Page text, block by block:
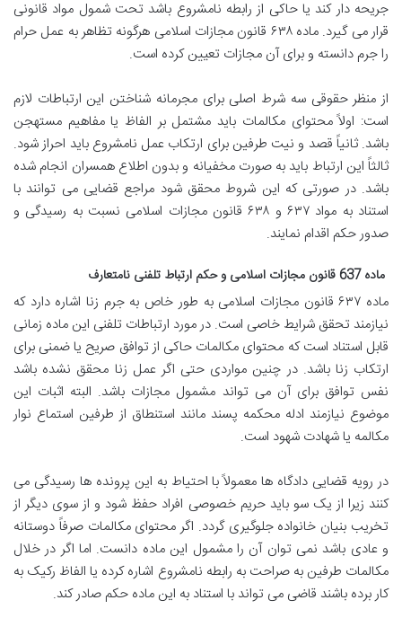
جریحه دار کند یا حاکی از رابطه نامشروع باشد تحت شمول مواد قانونی
قرار می گیرد. ماده ۶۳۸ قانون مجازات اسلامی هرگونه تظاهر به عمل حرام
را جرم دانسته و برای آن مجازات تعیین کرده است.
از منظر حقوقی سه شرط اصلی برای مجرمانه شناختن این ارتباطات لازم
است: اولاً محتوای مکالمات باید مشتمل بر الفاظ یا مفاهیم مستهجن
باشد. ثانیاً قصد و نیت طرفین برای ارتکاب عمل نامشروع باید احراز شود.
ثالثاً این ارتباط باید به صورت مخفیانه و بدون اطلاع همسران انجام شده
باشد. در صورتی که این شروط محقق شود مراجع قضایی می توانند با
استناد به مواد ۶۳۷ و ۶۳۸ قانون مجازات اسلامی نسبت به رسیدگی و
صدور حکم اقدام نمایند.
ماده 637 قانون مجازات اسلامی و حکم ارتباط تلفنی نامتعارف
ماده ۶۳۷ قانون مجازات اسلامی به طور خاص به جرم زنا اشاره دارد که
نیازمند تحقق شرایط خاصی است. در مورد ارتباطات تلفنی این ماده زمانی
قابل استناد است که محتوای مکالمات حاکی از توافق صریح یا ضمنی برای
ارتکاب زنا باشد. در چنین مواردی حتی اگر عمل زنا محقق نشده باشد
نفس توافق برای آن می تواند مشمول مجازات باشد. البته اثبات این
موضوع نیازمند ادله محکمه پسند مانند استنطاق از طرفین استماع نوار
مکالمه یا شهادت شهود است.
در رویه قضایی دادگاه ها معمولاً با احتیاط به این پرونده ها رسیدگی می
کنند زیرا از یک سو باید حریم خصوصی افراد حفظ شود و از سوی دیگر از
تخریب بنیان خانواده جلوگیری گردد. اگر محتوای مکالمات صرفاً دوستانه
و عادی باشد نمی توان آن را مشمول این ماده دانست. اما اگر در خلال
مکالمات طرفین به صراحت به رابطه نامشروع اشاره کرده یا الفاظ رکیک به
کار برده باشند قاضی می تواند با استناد به این ماده حکم صادر کند.